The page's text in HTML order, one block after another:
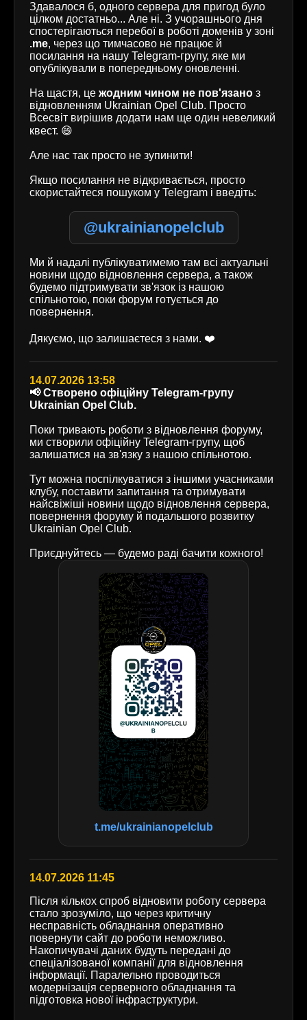
Здавалося б, одного сервера для пригод було
цілком достатньо... Але ні. З учорашнього дня
спостерігаються перебої в роботі доменів у зоні
.me, через що тимчасово не працює й
посилання на нашу Telegram-групу, яке ми
опублікували в попередньому оновленні.
На щастя, це жодним чином не пов'язано з
відновленням Ukrainian Opel Club. Просто
Всесвіт вирішив додати нам ще один невеликий
квест. 😄
Але нас так просто не зупинити!
Якщо посилання не відкривається, просто
скористайтеся пошуком у Telegram і введіть:
@ukrainianopelclub
Ми й надалі публікуватимемо там всі актуальні
новини щодо відновлення сервера, а також
будемо підтримувати зв'язок із нашою
спільнотою, поки форум готується до
повернення.
Дякуємо, що залишаєтеся з нами. ❤️
14.07.2026 13:58
📢 Створено офіційну Telegram-групу
Ukrainian Opel Club.
Поки тривають роботи з відновлення форуму,
ми створили офіційну Telegram-групу, щоб
залишатися на зв'язку з нашою спільнотою.
Тут можна поспілкуватися з іншими учасниками
клубу, поставити запитання та отримувати
найсвіжіші новини щодо відновлення сервера,
повернення форуму й подальшого розвитку
Ukrainian Opel Club.
Приєднуйтесь — будемо раді бачити кожного!
t.me/ukrainianopelclub
14.07.2026 11:45
Після кількох спроб відновити роботу сервера
стало зрозуміло, що через критичну
несправність обладнання оперативно
повернути сайт до роботи неможливо.
Накопичувачі даних будуть передані до
спеціалізованої компанії для відновлення
інформації. Паралельно проводиться
модернізація серверного обладнання та
підготовка нової інфраструктури.